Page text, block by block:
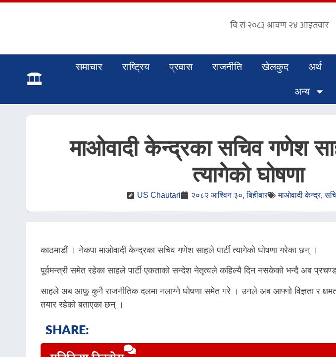
समाचार राष्ट्रिय प्रवास राजनीति खेलकुद अर्थ
अन्य
माओवादी केन्द्रका सचिव गणेश
त्यागेको घोषणा
US Chautari २०८२ आश्विन ३०, बिहीबार माओवादी केन्द्र,
काठमाडौं । नेकपा माओवादी केन्द्रका सचिव गणेश साहले पार्टी त्यागेको घोषणा गरेका छन् ।
पूर्वमन्त्री समेत रहेका साहले पार्टी एकताको सन्देश नेतृत्वले कहिल्यै दिन नसकेको भन्दै अब
साहले अब आफू कुनै राजनीतिक दलमा नलाग्ने घोषणा समेत गरे । उनले अब आफ्नो विज्ञता र
तयार रहेको बताएका छन् ।
SHARE: